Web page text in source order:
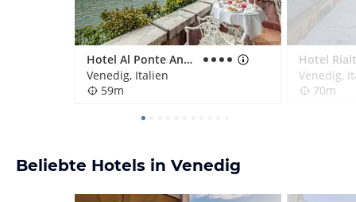
Hotel Al Ponte Antico
Venedig, Italien
59m
Hotel
Venedig,
70m
Beliebte Hotels in Venedig